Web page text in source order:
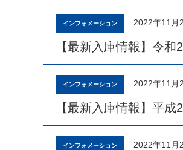
インフォメーション 2022年11月
【最新入庫情報】令
インフォメーション 2022年11月
【最新入庫情報】平
インフォメーション 2022年11月